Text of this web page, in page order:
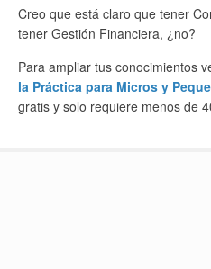
Creo que está claro que tener
tener Gestión Financiera, ¿no?
Para ampliar tus conocimientos
la Práctica para Micros y
gratis y solo requiere menos de